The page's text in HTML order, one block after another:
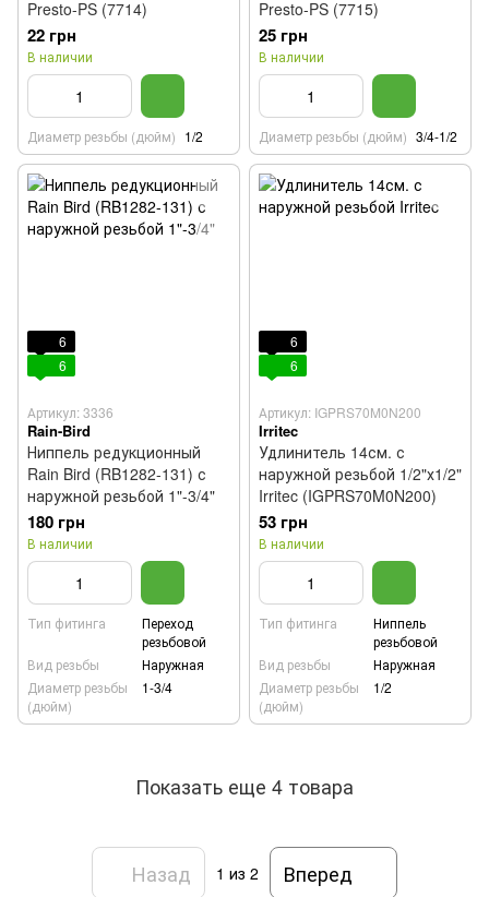
Presto-PS (7714)
22 грн
В наличии
Диаметр резьбы (дюйм) 1/2
Presto-PS (7715)
25 грн
В наличии
Диаметр резьбы (дюйм) 3/4-1/2
6
6
Артикул: 3336
Rain-Bird
Ниппель редукционный
Rain Bird (RB1282-131) с
наружной резьбой 1"-3/4"
180 грн
В наличии
Тип фитинга
Переход
резьбовой
Вид резьбы
Наружная
Диаметр резьбы
(дюйм)
1-3/4
6
6
Артикул: IGPRS70M0N200
Irritec
Удлинитель 14см. с
наружной резьбой 1/2"х1/2"
Irritec (IGPRS70M0N200)
53 грн
В наличии
Тип фитинга
Ниппель
резьбовой
Вид резьбы
Наружная
Диаметр резьбы
(дюйм)
1/2
Показать еще 4 товара
Назад 1 из 2
Вперед